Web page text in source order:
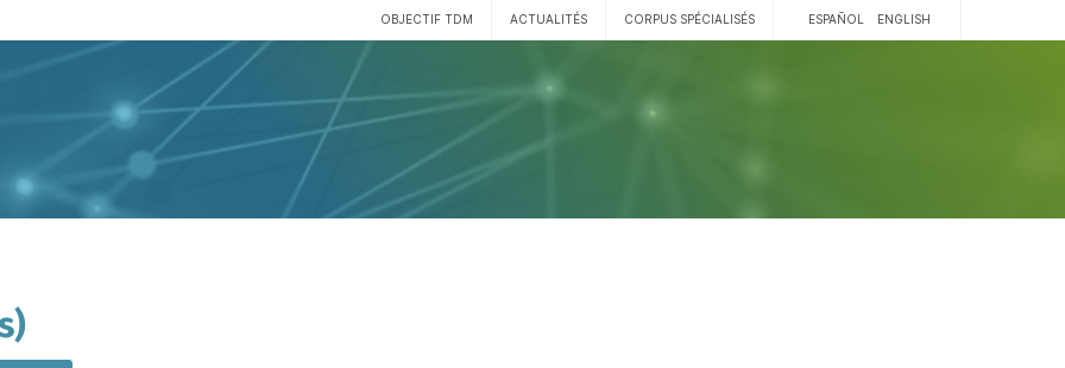
OBJECTIF TDM ACTUALITÉS CORPUS SPÉCIALISÉS ESPAÑOL ENGLISH